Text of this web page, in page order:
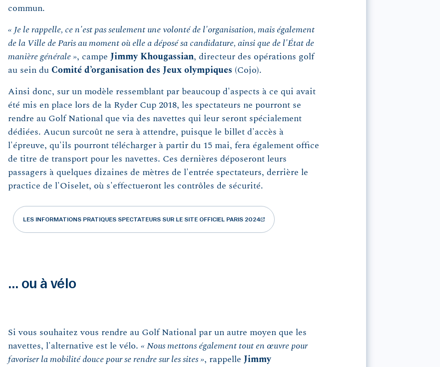
commun.
« Je le rappelle, ce n'est pas seulement une volonté de l'organisation, mais également
de la Ville de Paris au moment où elle a déposé sa candidature, ainsi que de l'État de
manière générale », campe Jimmy Khougassian, directeur des opérations golf
au sein du Comité d’organisation des Jeux olympiques (Cojo).
Ainsi donc, sur un modèle ressemblant par beaucoup d'aspects à ce qui avait
été mis en place lors de la Ryder Cup 2018, les spectateurs ne pourront se
rendre au Golf National que via des navettes qui leur seront spécialement
dédiées. Aucun surcoût ne sera à attendre, puisque le billet d'accès à
l'épreuve, qu'ils pourront télécharger à partir du 15 mai, fera également office
de titre de transport pour les navettes. Ces dernières déposeront leurs
passagers à quelques dizaines de mètres de l'entrée spectateurs, derrière le
practice de l'Oiselet, où s'effectueront les contrôles de sécurité.
LES INFORMATIONS PRATIQUES SPECTATEURS SUR LE SITE OFFICIEL PARIS 2024
... ou à vélo
Si vous souhaitez vous rendre au Golf National par un autre moyen que les
navettes, l'alternative est le vélo. « Nous mettons également tout en œuvre pour
favoriser la mobilité douce pour se rendre sur les sites », rappelle Jimmy